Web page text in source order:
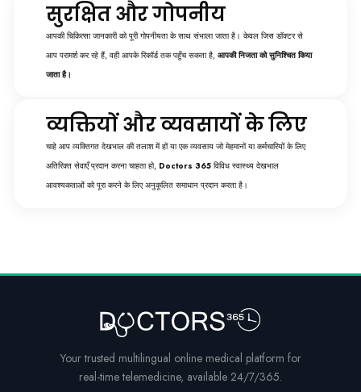
सुरक्षित और गोपनीय
आपकी चिकित्सा जानकारी को पूरी गोपनीयता के साथ संभाला जाता है। केवल जिस डॉक्टर से
आप परामर्श कर रहे हैं, वही आपके रिकॉर्ड तक पहुँच सकता है, आपकी निजता को सुनिश्चित किया
जाता है।
व्यक्तियों और व्यवसायों के लिए
चाहे आप व्यक्तिगत देखभाल की तलाश में हों या एक व्यवसाय जो मेहमानों या कर्मचारियों के लिए
अतिरिक्त सेवाएँ प्रदान करना चाहता हो, Doctors 365 विविध स्वास्थ्य देखभाल
आवश्यकताओं को पूरा करने के लिए अनुकूलित समाधान प्रदान करता है।
Your trusted multilingual online medical platform for
real-time telemedicine, available 24/7/365.